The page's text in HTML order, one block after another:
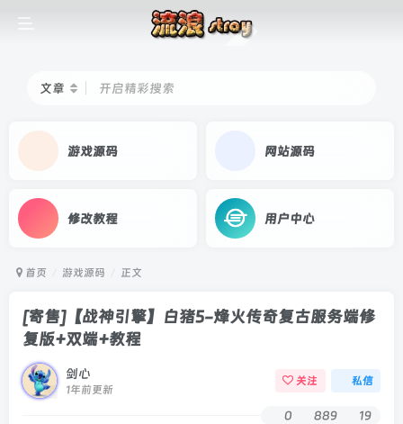
文章 开启精彩搜索
游戏源码 网站源码
修改教程 用户中心
首页 游戏源码 正文
[寄售]【战神引擎】白猪5-烽火传奇复古服务端修
复版+双端+教程
剑心
1年前更新
关注 私信
0 889 19